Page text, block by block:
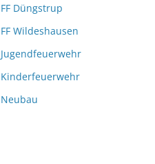
FF Düngstrup
FF Wildeshausen
Jugendfeuerwehr
Kinderfeuerwehr
Neubau